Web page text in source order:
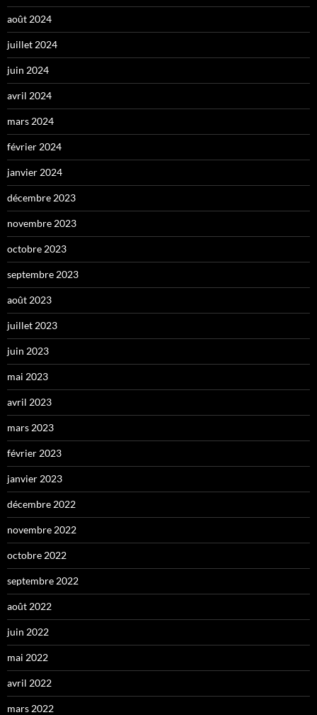
août 2024
juillet 2024
juin 2024
avril 2024
mars 2024
février 2024
janvier 2024
décembre 2023
novembre 2023
octobre 2023
septembre 2023
août 2023
juillet 2023
juin 2023
mai 2023
avril 2023
mars 2023
février 2023
janvier 2023
décembre 2022
novembre 2022
octobre 2022
septembre 2022
août 2022
juin 2022
mai 2022
avril 2022
mars 2022